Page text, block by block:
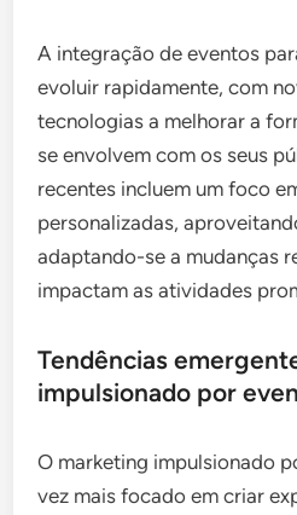
A integração de eventos
evoluir rapidamente, com
tecnologias a melhorar a
se envolvem com os seus
recentes incluem um foco
personalizadas,
adaptando-se a mudanças
impactam as atividades
Tendências
impulsionado por
O marketing impulsionado
vez mais focado em criar